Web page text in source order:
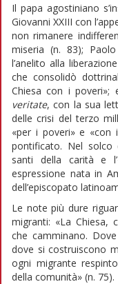
Il papa agostiniano
Giovanni XXIII con
non rimanere
miseria (n. 83);
l’anelito alla
che consolidò
Chiesa con i poveri»;
veritate, con la sua
delle crisi del terzo
«per i poveri» e «con
pontificato. Nel solco
santi della carità e
espressione nata in
dell’episcopato
Le note più dure
migranti: «La Chiesa,
che camminano.
dove si costruiscono
ogni migrante
della comunità» (n. 75).